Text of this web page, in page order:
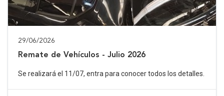
29/06/2026
Remate de Vehículos - Julio 2026
Se realizará el 11/07, entra para conocer todos los detalles.